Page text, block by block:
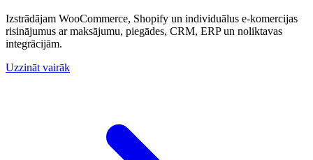
Izstrādājam WooCommerce, Shopify un individuālus e-komercijas
risinājumus ar maksājumu, piegādes, CRM, ERP un noliktavas
integrācijām.
Uzzināt vairāk